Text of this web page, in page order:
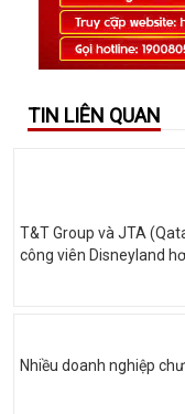
TIN LIÊN QUAN
T&T Group và JTA
công viên Disneyland
Nhiều doanh nghiệp